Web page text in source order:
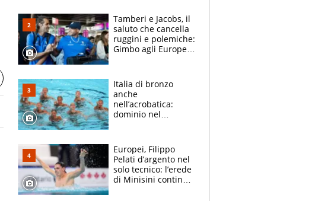
un caso
Tamberi e Jacobs, il
saluto che cancella
ruggini e polemiche:
Gimbo agli Europei
Italia di bronzo
anche
nell’acrobatica:
dominio nel
e compagni
continuare
Europei, Filippo
Pelati d’argento nel
solo tecnico: l’erede
di Minisini continua